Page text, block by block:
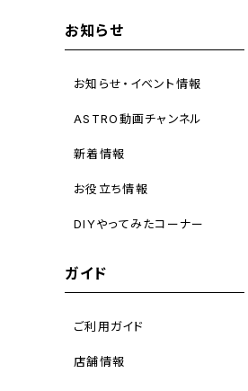
お知らせ
お知らせ・イベント情報
ASTRO動画チャンネル
新着情報
お役立ち情報
DIYやってみたコーナー
ガイド
ご利用ガイド
店舗情報